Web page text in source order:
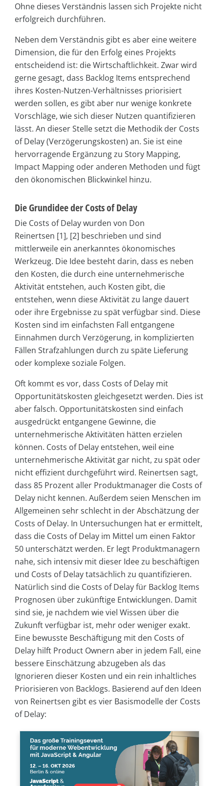
Ohne dieses Verständnis lassen sich Projekte nicht
erfolgreich durchführen.
Neben dem Verständnis gibt es aber eine weitere
Dimension, die für den Erfolg eines Projekts
entscheidend ist: die Wirtschaftlichkeit. Zwar wird
gerne gesagt, dass Backlog Items entsprechend
ihres Kosten-Nutzen-Verhältnisses priorisiert
werden sollen, es gibt aber nur wenige konkrete
Vorschläge, wie sich dieser Nutzen quantifizieren
lässt. An dieser Stelle setzt die Methodik der Costs
of Delay (Verzögerungskosten) an. Sie ist eine
hervorragende Ergänzung zu Story Mapping,
Impact Mapping oder anderen Methoden und fügt
den ökonomischen Blickwinkel hinzu.
Die Grundidee der Costs of Delay
Die Costs of Delay wurden von Don
Reinertsen [1], [2] beschrieben und sind
mittlerweile ein anerkanntes ökonomisches
Werkzeug. Die Idee besteht darin, dass es neben
den Kosten, die durch eine unternehmerische
Aktivität entstehen, auch Kosten gibt, die
entstehen, wenn diese Aktivität zu lange dauert
oder ihre Ergebnisse zu spät verfügbar sind. Diese
Kosten sind im einfachsten Fall entgangene
Einnahmen durch Verzögerung, in komplizierten
Fällen Strafzahlungen durch zu späte Lieferung
oder komplexe soziale Folgen.
Oft kommt es vor, dass Costs of Delay mit
Opportunitätskosten gleichgesetzt werden. Dies ist
aber falsch. Opportunitätskosten sind einfach
ausgedrückt entgangene Gewinne, die
unternehmerische Aktivitäten hätten erzielen
können. Costs of Delay entstehen, weil eine
unternehmerische Aktivität gar nicht, zu spät oder
nicht effizient durchgeführt wird. Reinertsen sagt,
dass 85 Prozent aller Produktmanager die Costs of
Delay nicht kennen. Außerdem seien Menschen im
Allgemeinen sehr schlecht in der Abschätzung der
Costs of Delay. In Untersuchungen hat er ermittelt,
dass die Costs of Delay im Mittel um einen Faktor
50 unterschätzt werden. Er legt Produktmanagern
nahe, sich intensiv mit dieser Idee zu beschäftigen
und Costs of Delay tatsächlich zu quantifizieren.
Natürlich sind die Costs of Delay für Backlog Items
Prognosen über zukünftige Entwicklungen. Damit
sind sie, je nachdem wie viel Wissen über die
Zukunft verfügbar ist, mehr oder weniger exakt.
Eine bewusste Beschäftigung mit den Costs of
Delay hilft Product Ownern aber in jedem Fall, eine
bessere Einschätzung abzugeben als das
Ignorieren dieser Kosten und ein rein inhaltliches
Priorisieren von Backlogs. Basierend auf den Ideen
von Reinertsen gibt es vier Basismodelle der Costs
of Delay: